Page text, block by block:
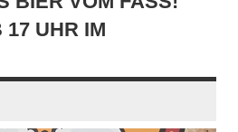
17 UHR IM